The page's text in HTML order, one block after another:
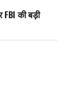
की बड़ी